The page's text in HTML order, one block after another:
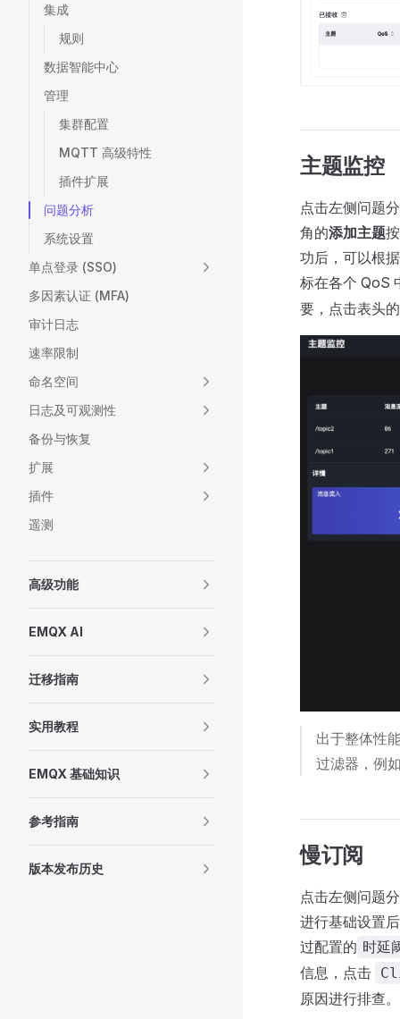
集成
规则
数据智能中心
管理
集群配置
MQTT 高级特性
插件扩展
问题分析
系统设置
单点登录 (SSO)
多因素认证 (MFA)
审计日志
速率限制
命名空间
日志及可观测性
备份与恢复
扩展
插件
遥测
高级功能
EMQX AI
迁移指南
实用教程
EMQX 基础知识
参考指南
版本发布历史
主题监控
点击左侧问题
角的添加主题
功后，可以根
标在各个 QoS
要，点击表头
出于整体性
过滤器，例
慢订阅
点击左侧问题
进行基础设置
过配置的 时延
信息，点击
原因进行排查。